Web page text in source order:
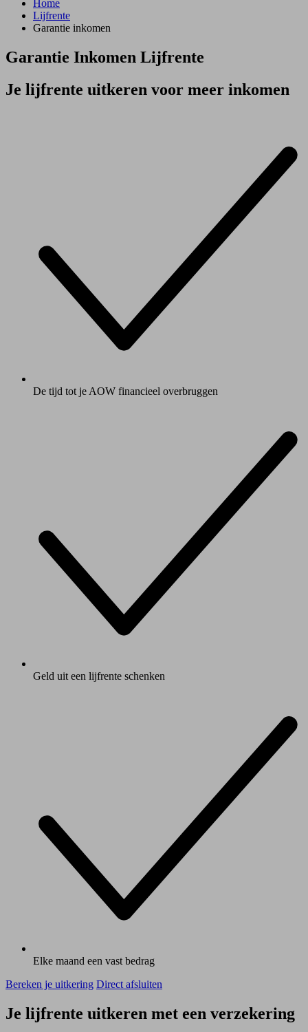
Home
Lijfrente
Garantie inkomen
Garantie Inkomen Lijfrente
Je lijfrente uitkeren voor meer inkomen
De tijd tot je AOW financieel overbruggen
Geld uit een lijfrente schenken
Elke maand een vast bedrag
Bereken je uitkering Direct afsluiten
Je lijfrente uitkeren met een verzekering